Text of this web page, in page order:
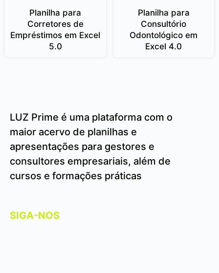
Planilha para
Corretores de
Empréstimos em Excel
5.0
Planilha para
Consultório
Odontológico em
Excel 4.0
LUZ Prime é uma plataforma com o
maior acervo de planilhas e
apresentações para gestores e
consultores empresariais, além de
cursos e formações práticas
SIGA-NOS